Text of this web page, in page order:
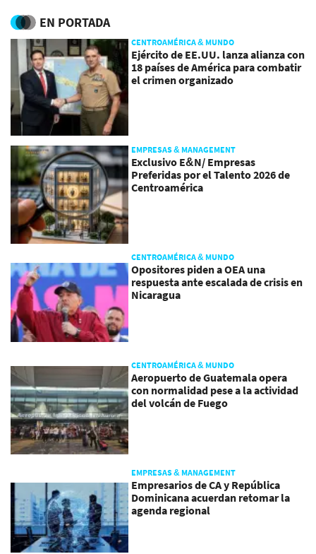
EN PORTADA
CENTROAMÉRICA & MUNDO
Ejército de EE.UU. lanza alianza con
18 países de América para combatir
el crimen organizado
EMPRESAS & MANAGEMENT
Exclusivo E&N/ Empresas
Preferidas por el Talento 2026 de
Centroamérica
CENTROAMÉRICA & MUNDO
Opositores piden a OEA una
respuesta ante escalada de crisis en
Nicaragua
CENTROAMÉRICA & MUNDO
Aeropuerto de Guatemala opera
con normalidad pese a la actividad
del volcán de Fuego
EMPRESAS & MANAGEMENT
Empresarios de CA y República
Dominicana acuerdan retomar la
agenda regional